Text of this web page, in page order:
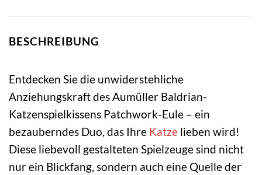
BESCHREIBUNG
Entdecken Sie die unwiderstehliche
Anziehungskraft des Aumüller Baldrian-
Katzenspielkissens Patchwork-Eule – ein
bezauberndes Duo, das Ihre Katze lieben wird!
Diese liebevoll gestalteten Spielzeuge sind nicht
nur ein Blickfang, sondern auch eine Quelle der